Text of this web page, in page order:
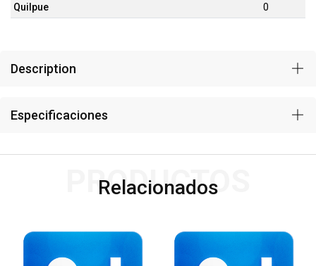
Quilpue
0
Description
Especificaciones
Relacionados
PRODUCTOS